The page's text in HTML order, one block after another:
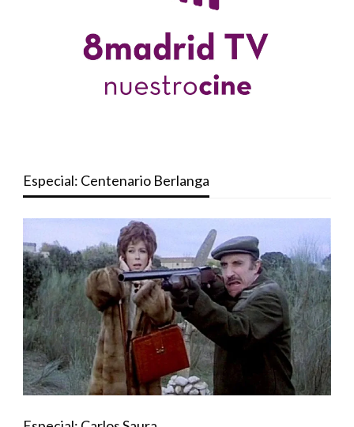
Especial: Centenario Berlanga